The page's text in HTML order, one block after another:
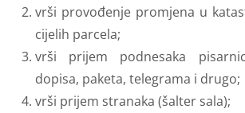
vrši provođenje promjena u
cijelih parcela;
vrši prijem podnesaka
dopisa, paketa, telegrama i drugo;
vrši prijem stranaka (šalter sala);